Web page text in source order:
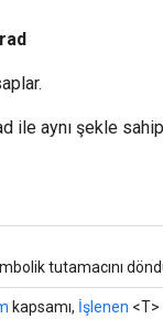
aynı şekle sahip
tutamacını
kapsamı, İşlenen